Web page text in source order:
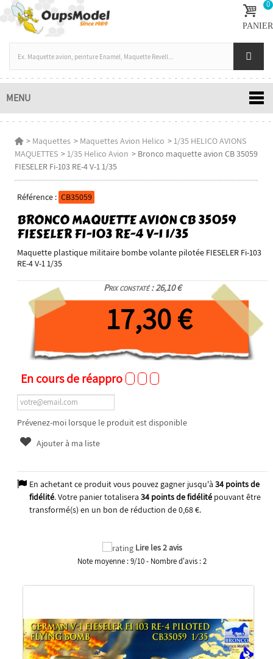
0
PANIER
MENU
> Maquettes > Maquettes Avion Helico >1/35 HELICO AVIONS
MAQUETTES >1/35 Helico Avion > Bronco maquette avion CB 35059
FIESELER Fi-103 RE-4 V-1 1/35
Référence : CB35059
BRONCO MAQUETTE AVION CB 35059
FIESELER FI-103 RE-4 V-1 1/35
Maquette plastique militaire bombe volante pilotée FIESELER Fi-103
RE-4 V-1 1/35
Prix constaté : 26,10 €
17,30 €
En cours de réappro
Prévenez-moi lorsque le produit est disponible
Ajouter à ma liste
En achetant ce produit vous pouvez gagner jusqu'à 34points de
fidélité. Votre panier totalisera 34points de fidélitépouvant être
transformé(s) en un bon de réduction de0,68 €.
Lire les 2 avis
Note moyenne :9/10- Nombre d'avis :2